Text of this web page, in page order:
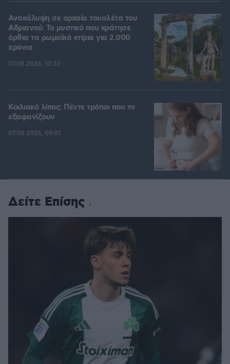
Ανακάλυψη σε αρχαία τουαλέτα του
Αδριανού: Το μυστικό που κράτησε
όρθια τα ρωμαϊκά κτίρια για 2.000
χρόνια
07.08.2026, 10:33
Κοιλιακό λίπος: Πέντε τρόποι που το
εξαφανίζουν
07.08.2026, 09:01
Δείτε Επίσης